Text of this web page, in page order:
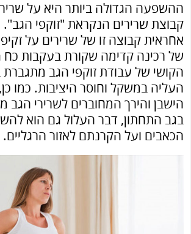
ההשפעה הגדולה ביותר היא על
קבוצת שרירים הנקראת "זוקפי
אחראית קבוצה זו של שרירים על
של רכינה קדימה שקורת בעקבות
הקושי של עבודת זוקפי הגב מתגברת
העליה במשקל וחוסר היציבות. כמו
הישבן והירך המחוברים לשרירי הגב
בגב התחתון, דבר העלול גם הוא
הכאבים ועל הקרנתם לאזור הרגליים.